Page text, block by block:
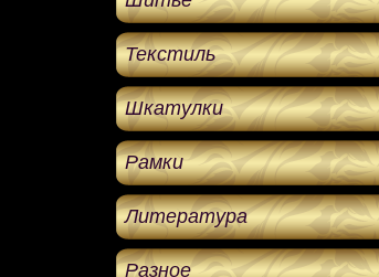
Текстиль
Шкатулки
Рамки
Литература
Разное